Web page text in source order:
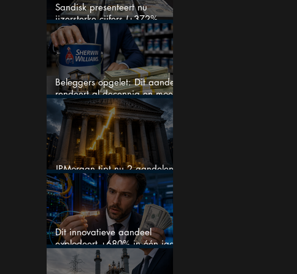
Sandisk presenteert nu
ijzersterke cijfers (+372%
omzetgroei), toch zakt het
aandeel weg
Beleggers opgelet: Dit aandeel
rendeert al decennia en moet
op je watchlist staan!
JPMorgan tipt nu 2 aandelen
voor augustus
Dit innovatieve aandeel
explodeert +680% in één jaar
en blijft maar stijgen